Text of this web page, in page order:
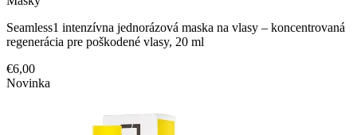
Seamless1 intenzívna jednorázová maska na vlasy – koncentrovaná
regenerácia pre poškodené vlasy, 20 ml
€6,00
Novinka